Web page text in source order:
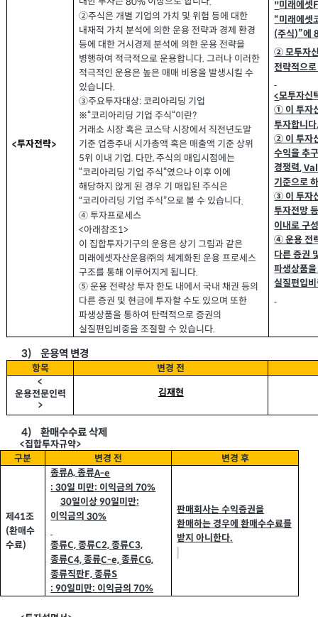
<투자전략>
②주식은 개별 기업의 가치 및 위험 등에 대한
내재적 가치 분석에 의한 운용 전략과 경제 환경
등에 대한 거시경제 분석에 의한 운용 전략을
병행하여 적극적으로 운용합니다.그러나 이러한
적극적인 운용은 높은 매매 비용을 발생시킬 수
있습니다.
③주요투자대상:코리아리딩 기업
※“코리아리딩 기업 주식“이란?
거래소 시장 혹은 코스닥 시장에서 직전년도말
기준 업종주내 시가총액 혹은 매출액 기준 상위
5위 이내 기업. 다만,주식의 매입시점에는
“코리아리딩 기업 주식“였으나 이후 이에
해당하지 않게 된 경우 기 매입된 주식은
“코리아리딩 기업 주식”으로 볼 수 있습니다.
④ 투자프로세스
<아래참조1>
이 집합투자기구의 운용은 상기 그림과 같은
미래에셋자산운용㈜의 체계화된 운용 프로세스
구조를 통해 이루어지게 됩니다.
⑤ 운용 전략상 투자 한도 내에서 국내 채권 등의
다른 증권 및 현금에 투자할 수도 있으며 또한
파생상품을 통하여 탄력적으로 증권의
실질편입비중을 조절할 수 있습니다.
"미래에셋
“미래에셋
(주식)”에
② 모투자
전략적으
<모투자신
① 이 투자
투자합니다
② 이 투자
수익을 추
경쟁력,
기준으로
③ 이 투자
투자전망
이내로 구
④ 운용 전
다른 증권
파생상품
실질편입
3) 운용역 변경
항목
변경 전
<
운용전문인력
>
김재현
4) 환매수수료 삭제
<집합투자규약>
구분
변경 전 변경 후
제41조
(환매수
수료)
종류A,종류A-e
: 30일 미만: 이익금의70%
30일이상90일미만:
이익금의 30%
종류C,종류C2,종류C3,
종류C4,종류C-e,종류CG,
종류직판F,종류S
: 90일미만: 이익금의70%
판매회사는 수익증권을
환매하는 경우에 환매수수료를
받지 아니한다.